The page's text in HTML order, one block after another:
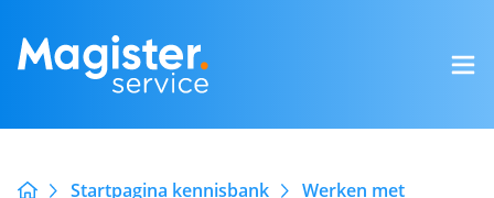
Startpagina kennisbank
Werken met